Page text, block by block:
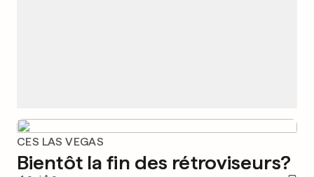
CES LAS VEGAS
Bientôt la fin des rétroviseurs?